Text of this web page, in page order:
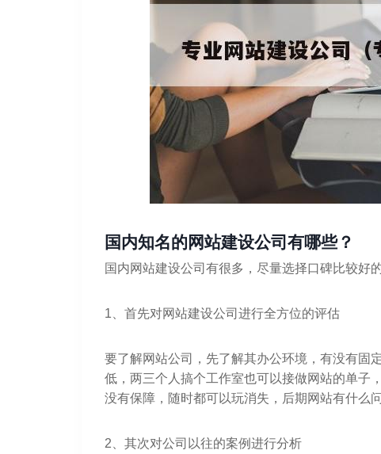
国内知名的网站建设公司有哪些？
国内网站建设公司有很多，尽量选择口碑比较好
1、首先对网站建设公司进行全方位的评估
要了解网站公司，先了解其办公环境，有没有固
低，两三个人搞个工作室也可以接做网站的单子
没有保障，随时都可以玩消失，后期网站有什么
2、其次对公司以往的案例进行分析